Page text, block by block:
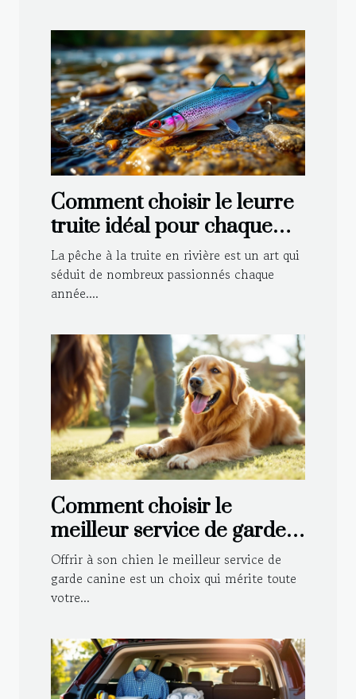
Comment choisir le leurre
truite idéal pour chaque
type de rivière ?
La pêche à la truite en rivière est un art qui
séduit de nombreux passionnés chaque
année....
Comment choisir le
meilleur service de garde
canine pour votre
compagnon ?
Offrir à son chien le meilleur service de
garde canine est un choix qui mérite toute
votre...